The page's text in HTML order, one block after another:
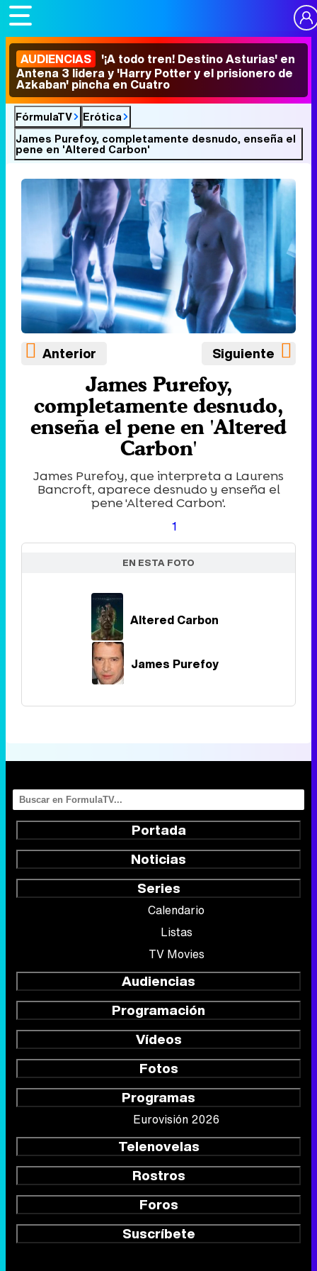
AUDIENCIAS '¡A todo tren! Destino Asturias' en
Antena 3 lidera y 'Harry Potter y el prisionero de
Azkaban' pincha en Cuatro
FórmulaTV
Erótica
James Purefoy, completamente desnudo, enseña el
pene en 'Altered Carbon'
Anterior Siguiente
James Purefoy,
completamente desnudo,
enseña el pene en 'Altered
Carbon'
James Purefoy, que interpreta a Laurens
Bancroft, aparece desnudo y enseña el
pene 'Altered Carbon'.
1
EN ESTA FOTO
Altered Carbon
James Purefoy
Portada
Noticias
Series
Calendario
Listas
TV Movies
Audiencias
Programación
Vídeos
Fotos
Programas
Eurovisión 2026
Telenovelas
Rostros
Foros
Suscríbete